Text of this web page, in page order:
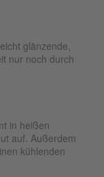
glänzende,
nur noch durch
in heißen
auf. Außerdem
kühlenden